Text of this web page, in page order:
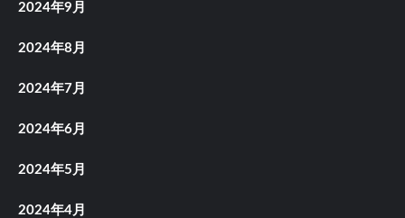
2024年9月
2024年8月
2024年7月
2024年6月
2024年5月
2024年4月